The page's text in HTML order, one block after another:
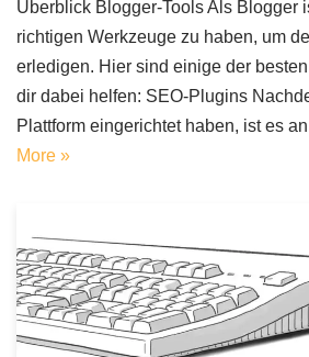
Überblick Blogger-Tools Als Blogger
richtigen Werkzeuge zu haben, um
erledigen. Hier sind einige der
dir dabei helfen: SEO-Plugins
Plattform eingerichtet haben, ist es
More »